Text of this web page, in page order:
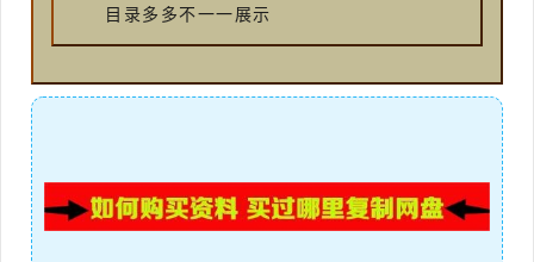
目录多多不一一展示